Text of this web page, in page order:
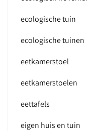
ecologische tuin
ecologische tuinen
eetkamerstoel
eetkamerstoelen
eettafels
eigen huis en tuin